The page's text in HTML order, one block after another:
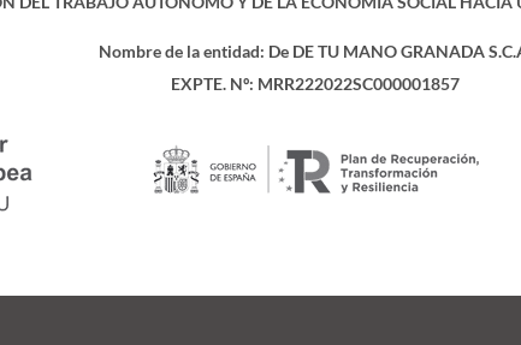
Nombre de la entidad: De DE TU MANO GRANADA
EXPTE. Nº: MRR222022SC000001857